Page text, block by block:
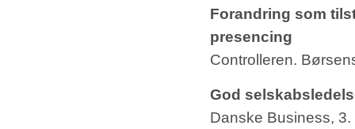
Forandring som
presencing
Controlleren.
God
Danske Business,